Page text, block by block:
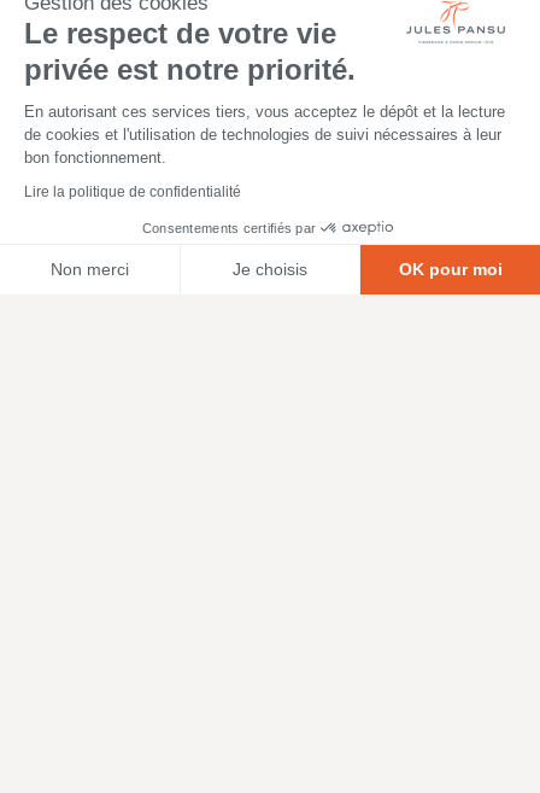
Le respect de votre vie
privée est notre priorité.
En autorisant ces services tiers, vous acceptez le dépôt et la lecture
de cookies et l'utilisation de technologies de suivi nécessaires à leur
bon fonctionnement.
Lire la politique de confidentialité
Consentements certifiés par
Non merci Je choisis OK pour moi